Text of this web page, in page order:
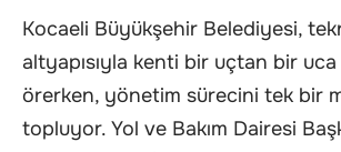
Kocaeli Büyükşehir Belediyesi,
altyapısıyla kenti bir uçtan bir
örerken, yönetim sürecini tek bir
topluyor. Yol ve Bakım Dairesi